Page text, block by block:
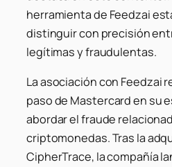
herramienta de Feedzai
distinguir con precisión
legítimas y fraudulentas.
La asociación con Feedzai
paso de Mastercard en su
abordar el fraude
criptomonedas. Tras la
CipherTrace, la compañía